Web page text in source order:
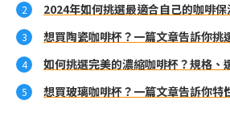
2024年如何挑選最適合自己的咖啡
想買陶瓷咖啡杯？一篇文章告訴你挑
如何挑選完美的濃縮咖啡杯？規格、
想買玻璃咖啡杯？一篇文章告訴你特